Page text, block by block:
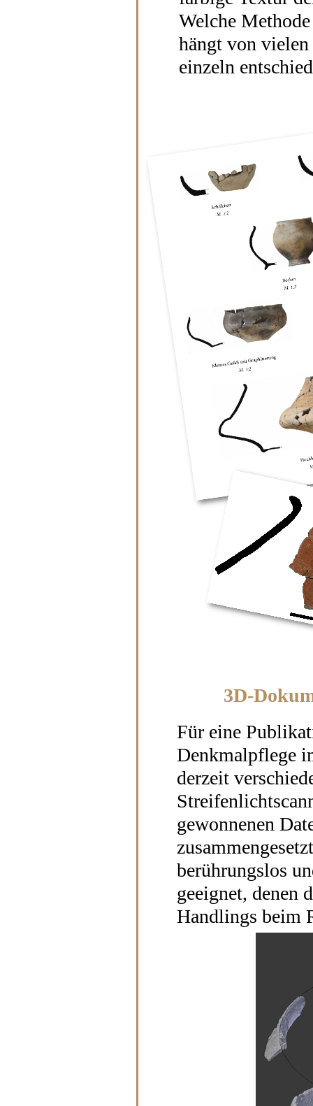
Welche
hängt von
einzeln
3D-
Für eine
Denkmalpflege
derzeit
gewonnenen
berührungslos
geeignet, denen
Handlings beim